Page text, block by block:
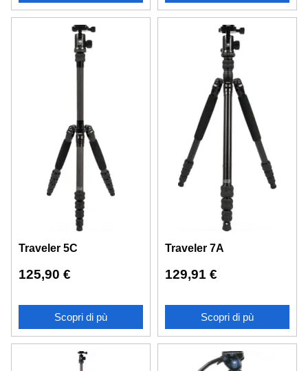
Traveler 5C
125,90 €
Scopri di pù
Traveler 7A
129,91 €
Scopri di pù